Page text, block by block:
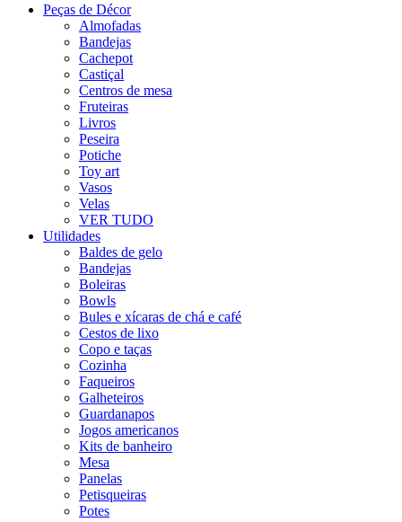
Peças de Décor
Almofadas
Bandejas
Cachepot
Castiçal
Centros de mesa
Fruteiras
Livros
Peseira
Potiche
Toy art
Vasos
Velas
VER TUDO
Utilidades
Baldes de gelo
Bandejas
Boleiras
Bowls
Bules e xícaras de chá e café
Cestos de lixo
Copo e taças
Cozinha
Faqueiros
Galheteiros
Guardanapos
Jogos americanos
Kits de banheiro
Mesa
Panelas
Petisqueiras
Potes